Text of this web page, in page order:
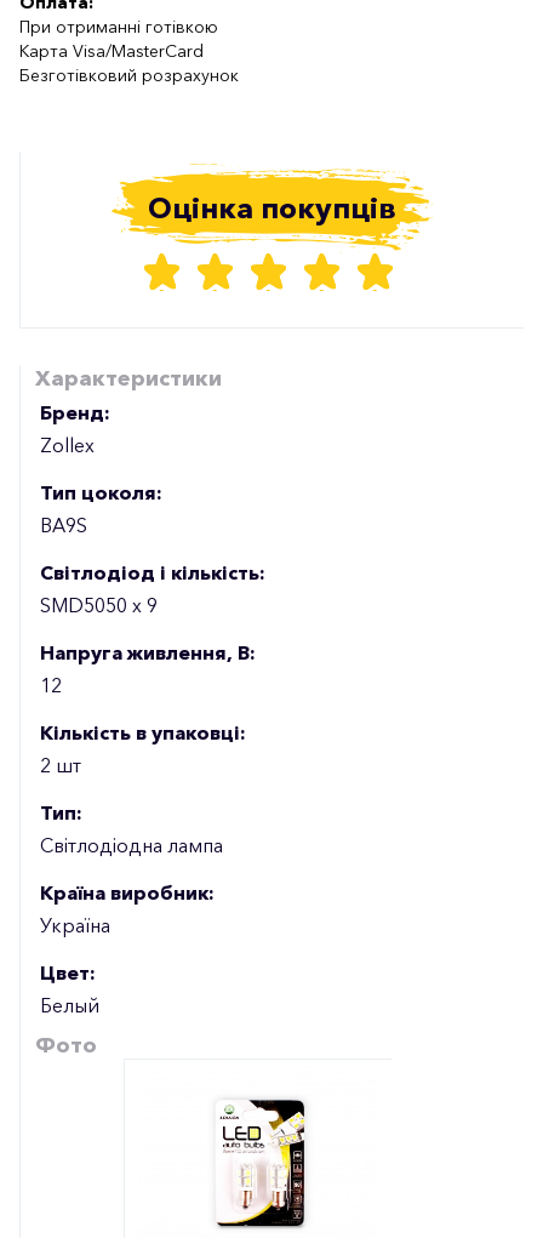
При отриманні готівкою
Карта Visa/MasterCard
Безготівковий розрахунок
Оцінка покупців
Характеристики
Бренд:
Zollex
Тип цоколя:
BA9S
Світлодіод і кількість:
SMD5050 x 9
Напруга живлення, В:
12
Кількість в упаковці:
2 шт
Тип:
Світлодіодна лампа
Країна виробник:
Україна
Цвет:
Белый
Фото